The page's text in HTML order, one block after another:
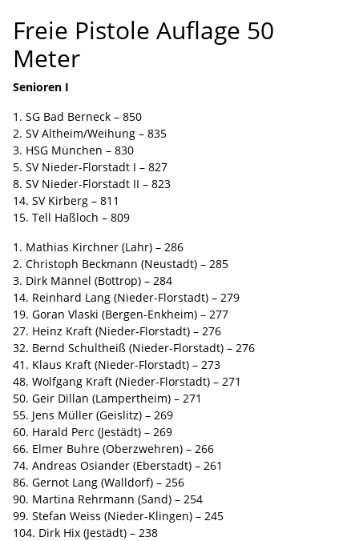
Freie Pistole Auflage 50
Meter
Senioren I
1. SG Bad Berneck – 850
2. SV Altheim/Weihung – 835
3. HSG München – 830
5. SV Nieder-Florstadt I – 827
8. SV Nieder-Florstadt II – 823
14. SV Kirberg – 811
15. Tell Haßloch – 809
1. Mathias Kirchner (Lahr) – 286
2. Christoph Beckmann (Neustadt) – 285
3. Dirk Männel (Bottrop) – 284
14. Reinhard Lang (Nieder-Florstadt) – 279
19. Goran Vlaski (Bergen-Enkheim) – 277
27. Heinz Kraft (Nieder-Florstadt) – 276
32. Bernd Schultheiß (Nieder-Florstadt) – 276
41. Klaus Kraft (Nieder-Florstadt) – 273
48. Wolfgang Kraft (Nieder-Florstadt) – 271
50. Geir Dillan (Lampertheim) – 271
55. Jens Müller (Geislitz) – 269
60. Harald Perc (Jestädt) – 269
66. Elmer Buhre (Oberzwehren) – 266
74. Andreas Osiander (Eberstadt) – 261
86. Gernot Lang (Walldorf) – 256
90. Martina Rehrmann (Sand) – 254
99. Stefan Weiss (Nieder-Klingen) – 245
104. Dirk Hix (Jestädt) – 238